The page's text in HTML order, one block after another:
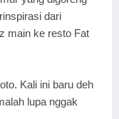
dari
main ke resto Fat
Kali ini baru deh
lupa nggak